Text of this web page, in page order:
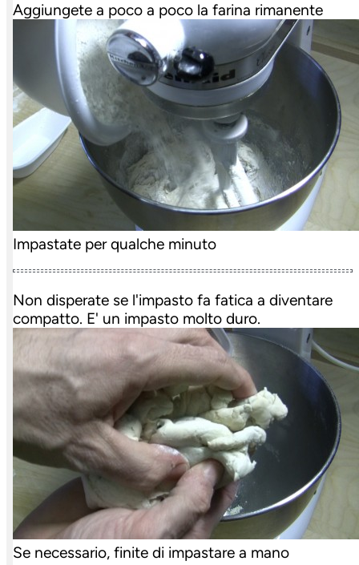
Aggiungete a poco a poco la farina rimanente
Impastate per qualche minuto
Non disperate se l'impasto fa fatica a diventare
compatto. E' un impasto molto duro.
Se necessario, finite di impastare a mano